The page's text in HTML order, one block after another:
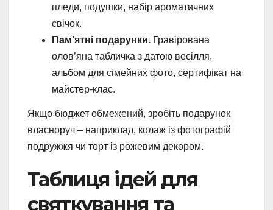
пледи, подушки, набір ароматичних
свічок.
Пам’ятні подарунки. Гравірована
олов’яна табличка з датою весілля,
альбом для сімейних фото, сертифікат на
майстер-клас.
Якщо бюджет обмежений, зробіть подарунок
власноруч – наприклад, колаж із фотографій
подружжя чи торт із рожевим декором.
Таблиця ідей для
святкування та